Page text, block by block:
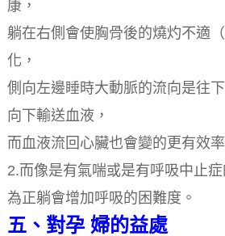
康，
躺在右側會使胸骨後的燒灼不適
化，
側向左邊睡時大動脈的流向是往
向下輸送血液，
而血液流回心臟也會變的更有效率
2.而像是有氣喘或是有呼吸中止
為正躺會增加呼吸的困難度。
五、對孕 婦的益處